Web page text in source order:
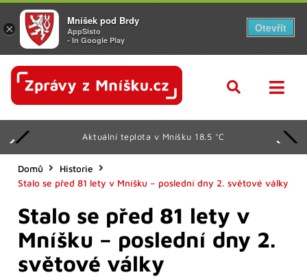
Aktuální teplota v Mníšku 18.5 °C
Domů
Historie
Stalo se před 81 lety v Mníšku – poslední dny 2. světové války
Stalo se před 81 lety v
Mníšku – poslední dny 2.
světové války
×
Mníšek pod Brdy
AppSisto
- In Google Play
Otevřít